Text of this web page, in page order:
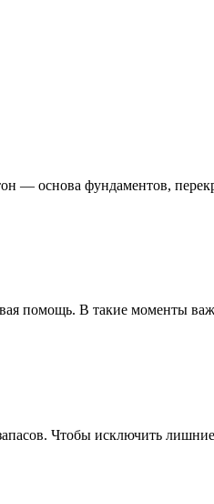
— основа фундаментов,
помощь. В такие моменты
Чтобы исключить